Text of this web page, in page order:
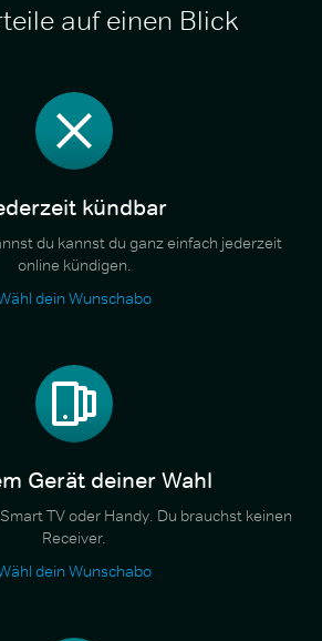
auf einen Blick
kündbar
du kannst du ganz einfach jederzeit
online kündigen.
dein Wunschabo
Gerät deiner Wahl
TV oder Handy. Du brauchst keinen
Receiver.
dein Wunschabo